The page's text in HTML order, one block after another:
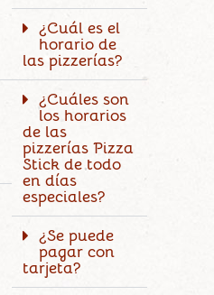
¿Cuál es el
horario de
las pizzerías?
¿Cuáles son
los horarios
de las
pizzerías Pizza
Stick de todo
en días
especiales?
¿Se puede
pagar con
tarjeta?